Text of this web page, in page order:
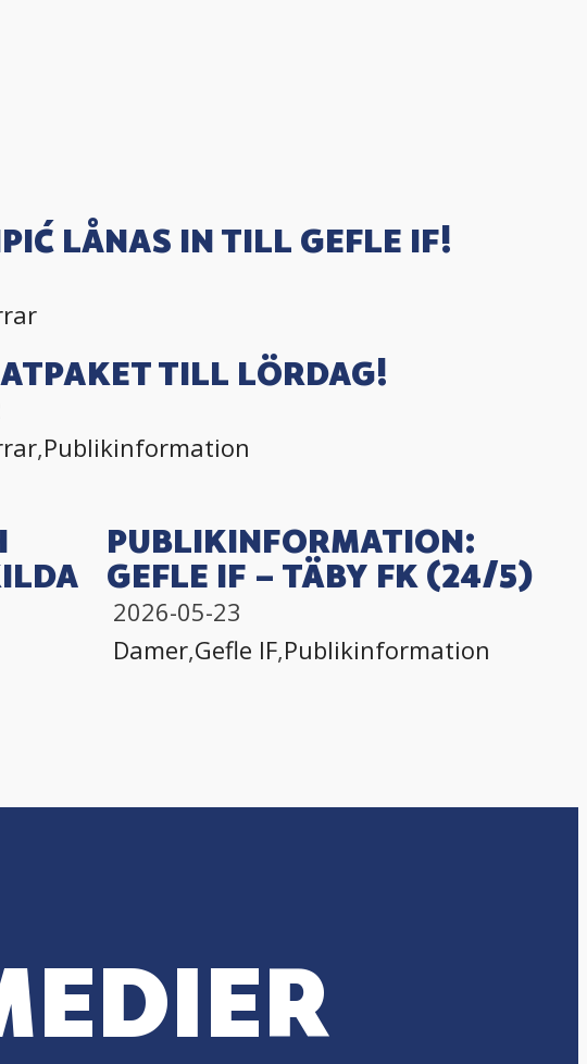
LÅNAS IN TILL GEFLE IF!
TILL LÖRDAG!
,Publikinformation
PUBLIKINFORMATION:
GEFLE IF – TÄBY FK (24/5)
2026-05-23
Damer,Gefle IF,Publikinformation